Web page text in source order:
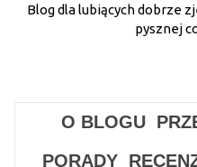
Blog dla lubiących dobrze
pysznej
O BLOGU
PORADY